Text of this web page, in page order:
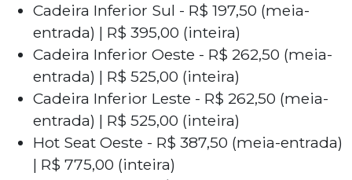
Cadeira Inferior Sul - R$ 197,50 (meia-
entrada) | R$ 395,00 (inteira)
Cadeira Inferior Oeste - R$ 262,50 (meia-
entrada) | R$ 525,00 (inteira)
Cadeira Inferior Leste - R$ 262,50 (meia-
entrada) | R$ 525,00 (inteira)
Hot Seat Oeste - R$ 387,50 (meia-entrada)
| R$ 775,00 (inteira)